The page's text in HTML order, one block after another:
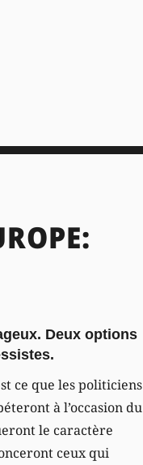
Deux options
ce que les politiciens
à l’occasion du
le caractère
ceux qui